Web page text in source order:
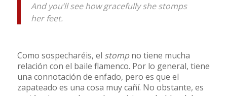
And you’ll see how gracefully she stomps
her feet.
Como sospecharéis, el stompno tiene mucha
relación con el baile flamenco. Por lo general, tiene
una connotación de enfado, pero es que el
zapateado es una cosa muy cañí. No obstante, es